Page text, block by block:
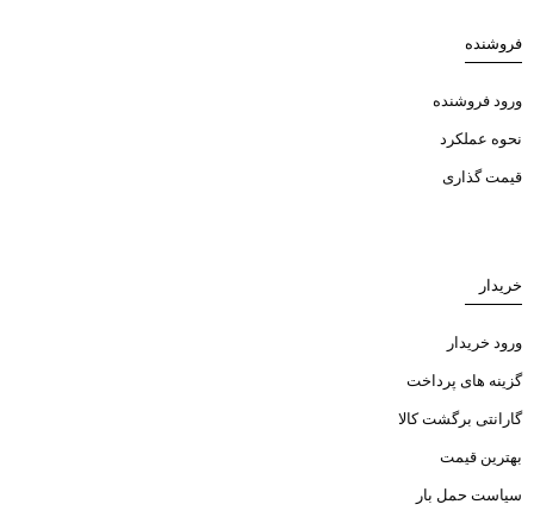
فروشنده
ورود فروشنده
نحوه عملکرد
قیمت گذاری
خریدار
ورود خریدار
گزینه های پرداخت
گارانتی برگشت کالا
بهترین قیمت
سیاست حمل بار